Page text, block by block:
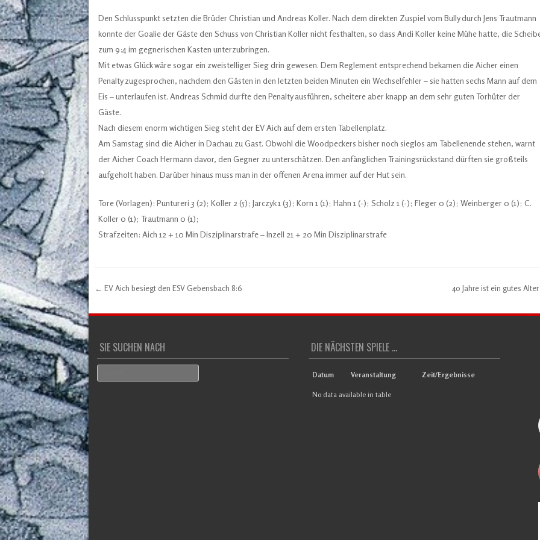
Den Schlusspunkt setzten die Brüder Christian und Andreas Koller. Nach dem direkten Zuspiel vom Bully durch Jens Trautmann
konnte der Goalie der Gäste den Schuss von Christian Koller nicht festhalten, so dass Andi Koller keine Mühe hatte, die
zum 9:4 im gegnerischen Kasten unterzubringen.
Mit etwas Glück wäre sogar ein zweistelliger Sieg drin gewesen. Dem Reglement entsprechend bekamen die Aicher einen
Penalty zugesprochen, nachdem den Gästen in den letzten beiden Minuten ein Wechselfehler – sie hatten sechs Mann auf dem
Eis – unterlaufen ist. Andreas Schmid durfte den Penalty ausführen, scheitere aber knapp an dem sehr guten Torhüter der
Gäste.
Nach diesem enorm wichtigen Sieg steht der EV Aich auf dem ersten Tabellenplatz.
Am Samstag sind die Aicher in Dachau zu Gast. Obwohl die Woodpeckers bisher noch sieglos am Tabellenende stehen, warnt
der Aicher Coach Hermann davor, den Gegner zu unterschätzen. Den anfänglichen Trainingsrückstand dürften sie großteils
aufgeholt haben. Darüber hinaus muss man in der offenen Arena immer auf der Hut sein.
Tore (Vorlagen): Puntureri 3 (2); Koller 2 (5); Jarczyk 1 (3); Korn 1 (1); Hahn 1 (-); Scholz 1 (-); Fleger 0 (2); Weinberger 0 (1); C.
Koller 0 (1); Trautmann 0 (1);
Strafzeiten: Aich 12 + 10 Min Disziplinarstrafe – Inzell 21 + 20 Min Disziplinarstrafe
Post navigation
← EV Aich besiegt den ESV Gebensbach 8:6 40 Jahre ist ein gutes Alter
SIE SUCHEN NACH DIE NÄCHSTEN SPIELE ...
Datum Veranstaltung Zeit/Ergebnisse
No data available in table